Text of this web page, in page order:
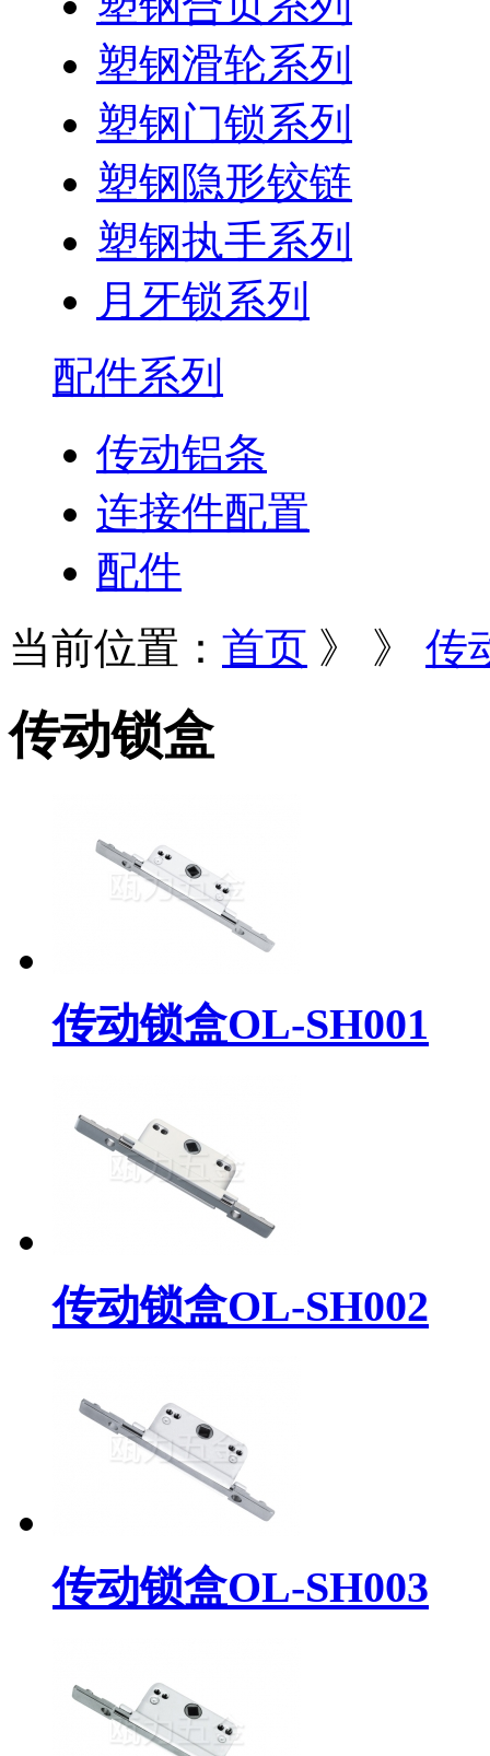
塑钢滑轮系列
塑钢门锁系列
塑钢隐形铰链
塑钢执手系列
月牙锁系列
配件系列
传动铝条
连接件配置
配件
当前位置： 首页 》 》 传
传动锁盒
传动锁盒OL-SH001
传动锁盒OL-SH002
传动锁盒OL-SH003